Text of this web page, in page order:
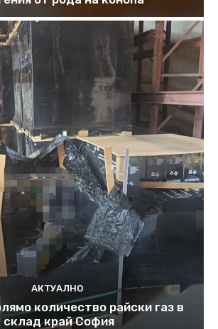
АКТУАЛНО
количество райски газ в
склад край София